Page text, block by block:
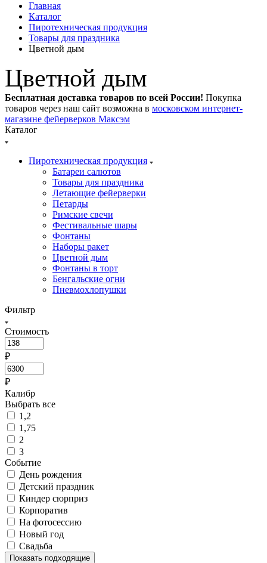
Главная
Каталог
Пиротехническая продукция
Товары для праздника
Цветной дым
Цветной дым
Бесплатная доставка товаров по всей России! Покупка
товаров через наш сайт возможна в московском интернет-
магазине фейерверков Максэм
Каталог
Пиротехническая продукция
Батареи салютов
Товары для праздника
Летающие фейерверки
Петарды
Римские свечи
Фестивальные шары
Фонтаны
Наборы ракет
Цветной дым
Фонтаны в торт
Бенгальские огни
Пневмохлопушки
Фильтр
Стоимость
₽
₽
Калибр
Выбрать все
1,2
1,75
2
3
Событие
День рождения
Детский праздник
Киндер сюрприз
Корпоратив
На фотосессию
Новый год
Свадьба
Показать подходящие